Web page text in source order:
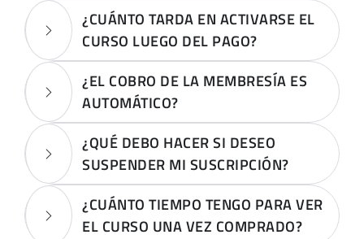
¿CUÁNTO TARDA EN ACTIVARSE EL
CURSO LUEGO DEL PAGO?
¿EL COBRO DE LA MEMBRESÍA ES
AUTOMÁTICO?
¿QUÉ DEBO HACER SI DESEO
SUSPENDER MI SUSCRIPCIÓN?
¿CUÁNTO TIEMPO TENGO PARA VER
EL CURSO UNA VEZ COMPRADO?